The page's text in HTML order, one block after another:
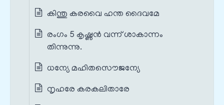
കിന്തു കരവൈ ഹന്ത ദൈവമേ
രംഗം 5 കൃഷ്ണൻ വന്ന് ശാകാന്നം
തിന്നുന്നു.
ധന്യേ മഹിതസൌജന്യേ
നൃഹരേ കരകലിതാരേ